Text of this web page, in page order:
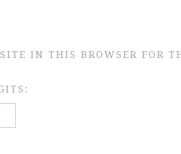
IN THIS BROWSER FOR